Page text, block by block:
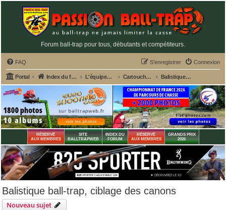
Forum ball-trap pour tous, débutants et compétiteurs.
FAQ Connexion
S’enregistrer
Portal Index du forum L'équipement du tireur de ball-trap Cartouches ball-trap Balistique ball-trap, ciblage des canons
RÉSERVÉ
AUX MEMBRES
SITE
BALLTRAPWEB
INDEX DU
FORUM
RÉSERVÉ
AUX MEMBRES
GRANDS PRIX
2026
Balistique ball-trap, ciblage des canons
Nouveau sujet